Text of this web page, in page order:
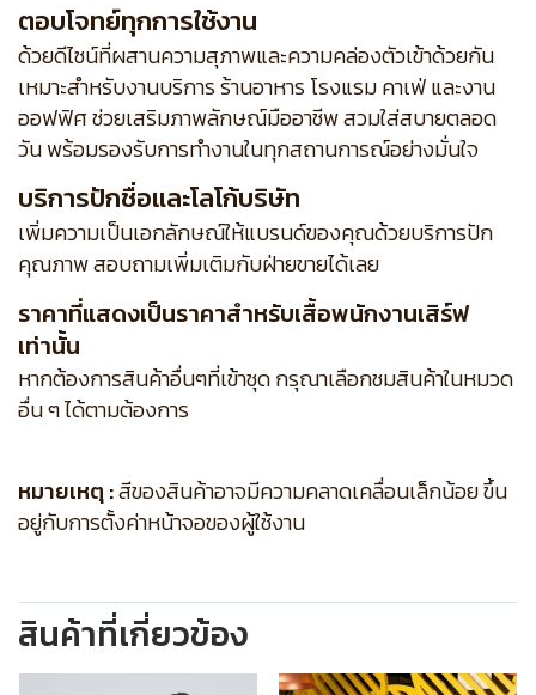
ตอบโจทย์ทุกการใช้งาน
ด้วยดีไซน์ที่ผสานความสุภาพและความคล่องตัวเข้าด้วยกัน
เหมาะสำหรับงานบริการ ร้านอาหาร โรงแรม คาเฟ่ และงาน
ออฟฟิศ ช่วยเสริมภาพลักษณ์มืออาชีพ สวมใส่สบายตลอด
วัน พร้อมรองรับการทำงานในทุกสถานการณ์อย่างมั่นใจ
บริการปักชื่อและโลโก้บริษัท
เพิ่มความเป็นเอกลักษณ์ให้แบรนด์ของคุณด้วยบริการปัก
คุณภาพ สอบถามเพิ่มเติมกับฝ่ายขายได้เลย
ราคาที่แสดงเป็นราคาสำหรับเสื้อพนักงานเสิร์ฟ
เท่านั้น
หากต้องการสินค้าอื่นๆที่เข้าชุด กรุณาเลือกชมสินค้าในหมวด
อื่น ๆ ได้ตามต้องการ
หมายเหตุ :สีของสินค้าอาจมีความคลาดเคลื่อนเล็กน้อย ขึ้น
อยู่กับการตั้งค่าหน้าจอของผู้ใช้งาน
สินค้าที่เกี่ยวข้อง